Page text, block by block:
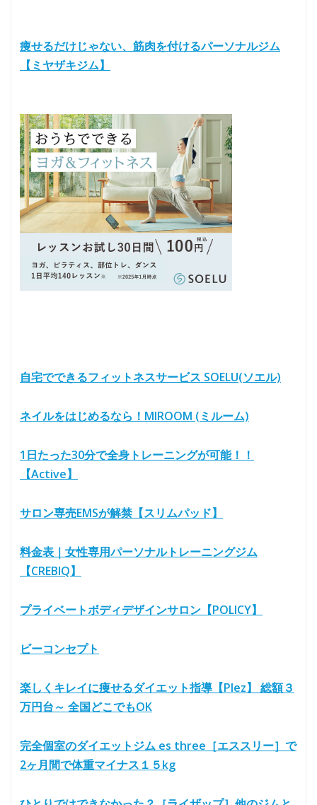
痩せるだけじゃない、筋肉を付けるパーソナルジム
【ミヤザキジム】
自宅でできるフィットネスサービス SOELU(ソエル)
ネイルをはじめるなら！MIROOM (ミルーム)
1日たった30分で全身トレーニングが可能！！
【Active】
サロン専売EMSが解禁【スリムパッド】
料金表｜女性専用パーソナルトレーニングジム
【CREBIQ】
プライベートボディデザインサロン【POLICY】
ビーコンセプト
楽しくキレイに痩せるダイエット指導【Plez】 総額３
万円台～ 全国どこでもOK
完全個室のダイエットジム es three［エススリー］で
2ヶ月間で体重マイナス１５kg